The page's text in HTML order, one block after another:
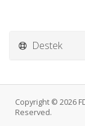
Destek
Copyright © 2026
Reserved.